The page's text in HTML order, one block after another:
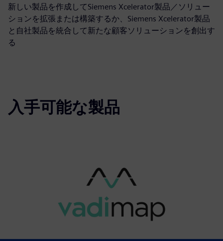
新しい製品を作成してSiemens Xcelerator製品／ソリュー
ションを拡張または構築するか、Siemens Xcelerator製品
と自社製品を統合して新たな顧客ソリューションを創出す
る
入手可能な製品